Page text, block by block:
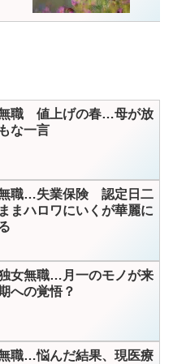
職 値上げの春…母が放
な一言
職…失業保険 認定日二
まハロワにいくが華麗に
女無職…月一のモノが来
への覚悟？
職…悩んだ結果、現医療